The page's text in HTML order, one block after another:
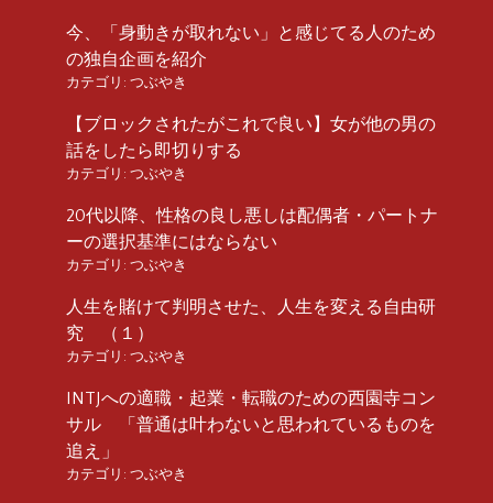
今、「身動きが取れない」と感じてる人のため
の独自企画を紹介
カテゴリ: つぶやき
【ブロックされたがこれで良い】女が他の男の
話をしたら即切りする
カテゴリ: つぶやき
20代以降、性格の良し悪しは配偶者・パートナ
ーの選択基準にはならない
カテゴリ: つぶやき
人生を賭けて判明させた、人生を変える自由研
究 （１）
カテゴリ: つぶやき
INTJへの適職・起業・転職のための西園寺コン
サル 「普通は叶わないと思われているものを
追え」
カテゴリ: つぶやき